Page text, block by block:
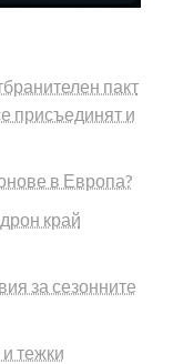
пакт
присъединят и
в Европа?
край
за сезонните
тежки